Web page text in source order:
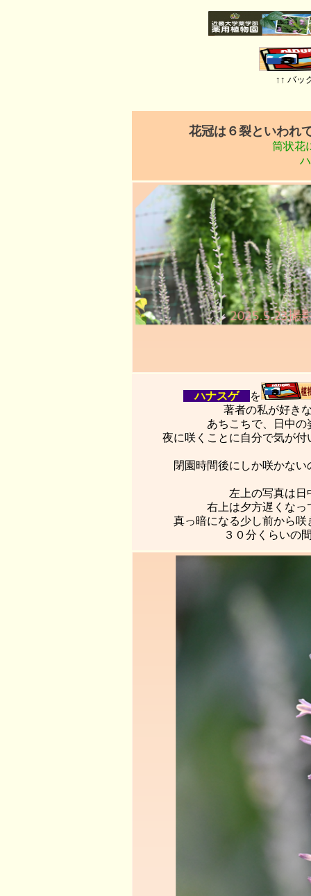
↑↑ バッ
花冠は６裂といわれ
筒状花
ハナスゲ
を
著者の私が好き
あちこちで、日中
夜に咲くことに自分で気が
閉園時間後にしか咲かな
左上の写真は日
右上は夕方遅くなっ
真っ暗になる少し前から
３０分くらいの